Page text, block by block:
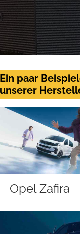
Ein paar
unserer
Opel Zafira